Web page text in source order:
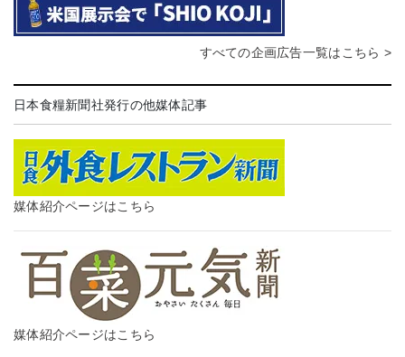
すべての企画広告一覧はこちら >
日本食糧新聞社発行の他媒体記事
媒体紹介ページはこちら
媒体紹介ページはこちら